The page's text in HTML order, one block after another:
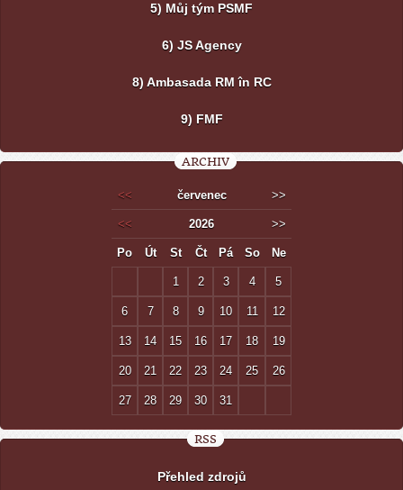
5) Můj tým PSMF
6) JS Agency
8) Ambasada RM în RC
9) FMF
ARCHIV
<< červenec >>
<< 2026 >>
Po Út St Čt Pá So Ne
1 2 3 4 5
6 7 8 9 10 11 12
13 14 15 16 17 18 19
20 21 22 23 24 25 26
27 28 29 30 31
RSS
Přehled zdrojů